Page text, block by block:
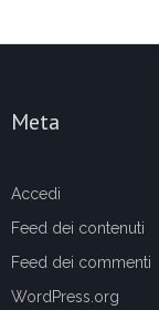
Meta
Accedi
Feed dei contenuti
Feed dei commenti
WordPress.org